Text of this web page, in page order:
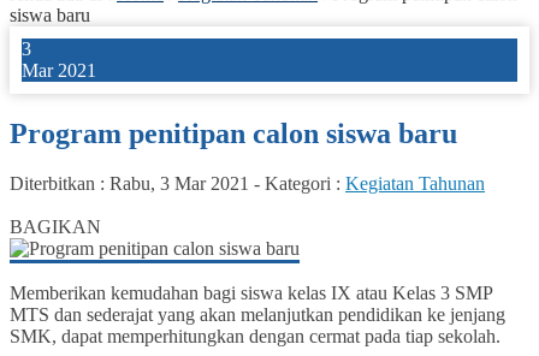
siswa baru
3
Mar 2021
Program penitipan calon siswa baru
Diterbitkan : Rabu, 3 Mar 2021 - Kategori : Kegiatan Tahunan
BAGIKAN
Memberikan kemudahan bagi siswa kelas IX atau Kelas 3 SMP
MTS dan sederajat yang akan melanjutkan pendidikan ke jenjang
SMK, dapat memperhitungkan dengan cermat pada tiap sekolah.